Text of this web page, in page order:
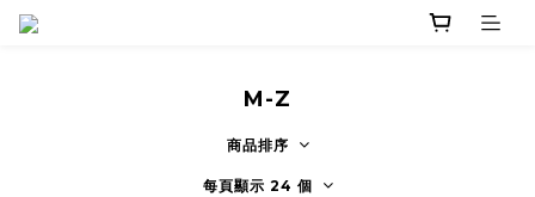
M-Z
商品排序
每頁顯示 24 個